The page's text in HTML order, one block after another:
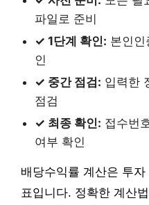
파일로 준비
✓ 1단계 확인: 본인
인
✓ 중간 점검: 입력한
점검
✓ 최종 확인: 접수번
여부 확인
배당수익률 계산은 투
표입니다. 정확한 계산